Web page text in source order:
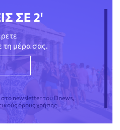
ΣΕ 2'
τη μέρα σας.
newsletter του Dnews,
όρους χρήσης